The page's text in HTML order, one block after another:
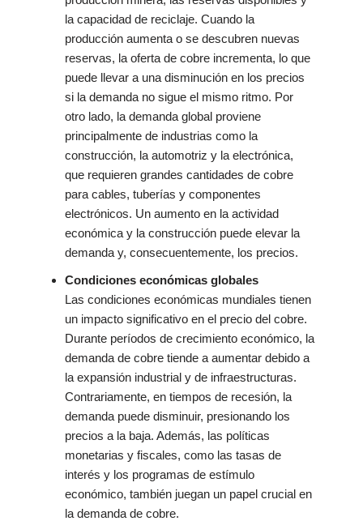
la capacidad de reciclaje. Cuando la
producción aumenta o se descubren nuevas
reservas, la oferta de cobre incrementa, lo que
puede llevar a una disminución en los precios
si la demanda no sigue el mismo ritmo. Por
otro lado, la demanda global proviene
principalmente de industrias como la
construcción, la automotriz y la electrónica,
que requieren grandes cantidades de cobre
para cables, tuberías y componentes
electrónicos. Un aumento en la actividad
económica y la construcción puede elevar la
demanda y, consecuentemente, los precios.
Condiciones económicas globales
Las condiciones económicas mundiales tienen
un impacto significativo en el precio del cobre.
Durante períodos de crecimiento económico, la
demanda de cobre tiende a aumentar debido a
la expansión industrial y de infraestructuras.
Contrariamente, en tiempos de recesión, la
demanda puede disminuir, presionando los
precios a la baja. Además, las políticas
monetarias y fiscales, como las tasas de
interés y los programas de estímulo
económico, también juegan un papel crucial en
la demanda de cobre.